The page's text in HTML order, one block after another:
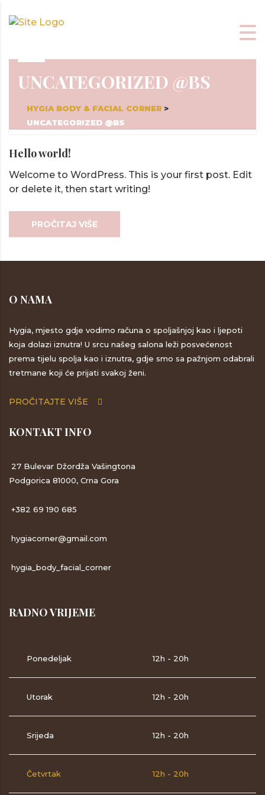
UNCATEGORIZED @BS
HYGIA BODY & FACIAL CORNER >
UNCATEGORIZED @BS
Hello world!
Welcome to WordPress. This is your first post. Edit
or delete it, then start writing!
PROČITAJ VIŠE
O NAMA
Hygia, mjesto gdje vodimo računa o spoljašnjoj kao i ljepoti
koja dolazi iznutra! U srcu našeg salona leži posvećenost
prema tijelu spolja kao i iznutra, gdje smo sa pažnjom odabrali
tretmane koji će prijati svakoj ženi.
PROČITAJTE VIŠE
KONTAKT INFO
27 Bulevar Džordža Vašingtona
Podgorica 81000, Crna Gora
+382 69 190 685
hygiacorner@gmail.com
hygia_body_facial_corner
RADNO VRIJEME
Ponedeljak 12h - 20h
Utorak 12h - 20h
Srijeda 12h - 20h
Četvrtak 12h - 20h